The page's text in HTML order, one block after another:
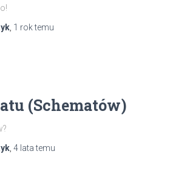
1 roktemu
(Schematów)
4 latatemu